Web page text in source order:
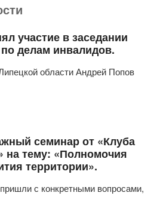
участие в заседании
делам инвалидов.
области Андрей Попов
семинар от «Клуба
на тему: «Полномочия
территории».
с конкретными вопросами,